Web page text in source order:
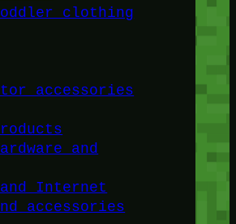
clothing
accessories
and
and Internet
accessories